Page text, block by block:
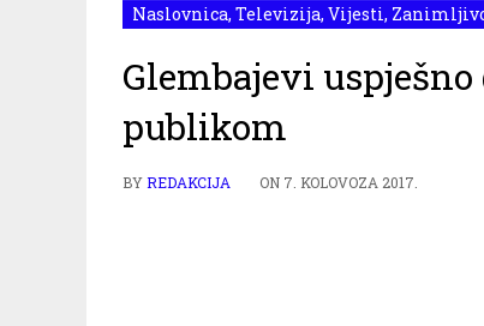
Naslovnica, Televizija, Vijesti,
Glembajevi
publikom
BYREDAKCIJA ON 7. KOLOVOZA 2017.